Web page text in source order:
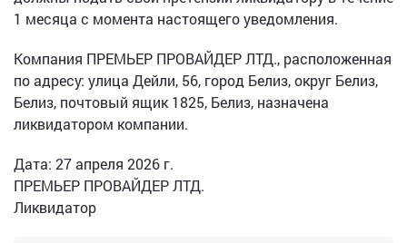
1 месяца с момента настоящего уведомления.
Компания ПРЕМЬЕР ПРОВАЙДЕР ЛТД., расположенная
по адресу: улица Дейли, 56, город Белиз, округ Белиз,
Белиз, почтовый ящик 1825, Белиз, назначена
ликвидатором компании.
Дата: 27 апреля 2026 г.
ПРЕМЬЕР ПРОВАЙДЕР ЛТД.
Ликвидатор